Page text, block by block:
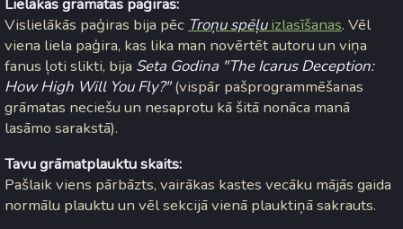
Lielākās grāmatas paģiras:
Vislielākās paģiras bija pēc Troņu spēļuizlasīšanas. Vēl
viena liela paģira, kas lika man novērtēt autoru un viņa
fanus ļoti slikti, bija Seta Godina "The Icarus Deception:
How High Will You Fly?"(vispār pašprogrammēšanas
grāmatas neciešu un nesaprotu kā šitā nonāca manā
lasāmo sarakstā).
Tavu grāmatplauktu skaits:
Pašlaik viens pārbāzts, vairākas kastes vecāku mājās gaida
normālu plauktu un vēl sekcijā vienā plauktiņā sakrauts.